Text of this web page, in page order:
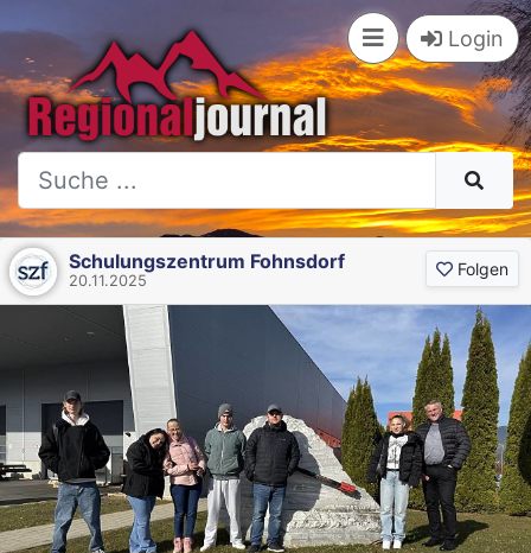
Login
Schulungszentrum Fohnsdorf
20.11.2025
Folgen